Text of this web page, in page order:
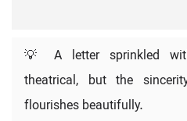
💡 A letter sprinkled
theatrical, but the
flourishes beautifully.